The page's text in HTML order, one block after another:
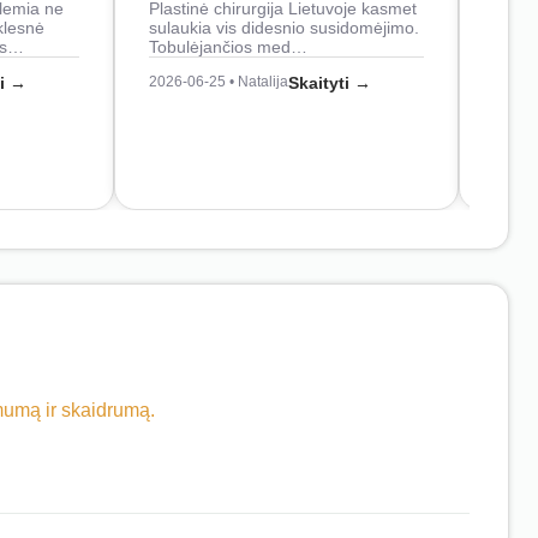
ne
→
Plastinė chirurgija Lietuvoje kasmet
sulaukia vis didesnio susidomėjimo.
Tobulėjančios med…
2026-06-25 • NatalijaSkaityti →
ir skaidrumą.